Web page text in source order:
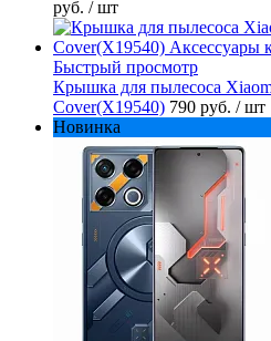
руб. / шт
Быстрый просмотр
Крышка для пылесоса
Cover(X19540) 790 руб. / шт
Новинка